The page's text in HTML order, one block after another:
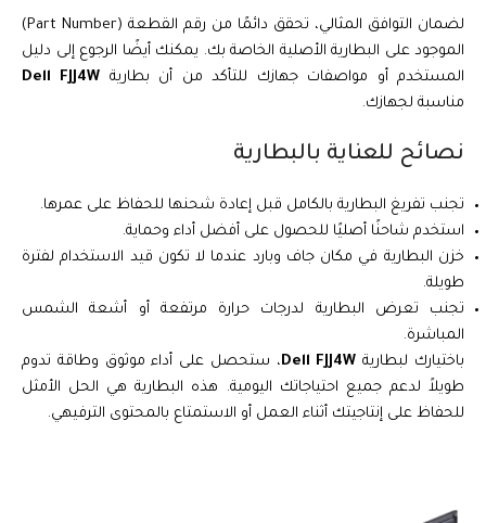
لضمان التوافق المثالي، تحقق دائمًا من رقم القطعة (Part Number)
الموجود على البطارية الأصلية الخاصة بك. يمكنك أيضًا الرجوع إلى دليل
المستخدم أو مواصفات جهازك للتأكد من أن بطارية Dell FJJ4W
مناسبة لجهازك.
نصائح للعناية بالبطارية
تجنب تفريغ البطارية بالكامل قبل إعادة شحنها للحفاظ على عمرها.
استخدم شاحنًا أصليًا للحصول على أفضل أداء وحماية.
خزن البطارية في مكان جاف وبارد عندما لا تكون قيد الاستخدام لفترة
طويلة.
تجنب تعرض البطارية لدرجات حرارة مرتفعة أو أشعة الشمس
المباشرة.
باختيارك لبطارية Dell FJJ4W، ستحصل على أداء موثوق وطاقة تدوم
طويلاً لدعم جميع احتياجاتك اليومية. هذه البطارية هي الحل الأمثل
للحفاظ على إنتاجيتك أثناء العمل أو الاستمتاع بالمحتوى الترفيهي.